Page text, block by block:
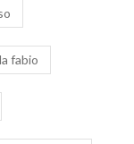
fabio